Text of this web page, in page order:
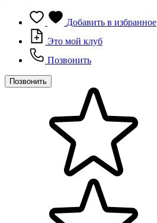
Добавить в избранное
Это мой клуб
Позвонить
Позвонить